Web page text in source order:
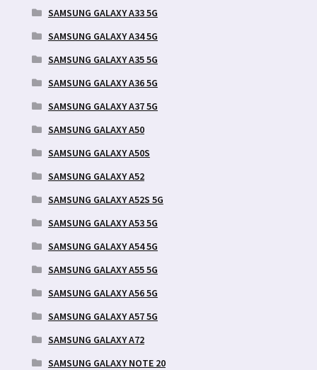
SAMSUNG GALAXY A33 5G
SAMSUNG GALAXY A34 5G
SAMSUNG GALAXY A35 5G
SAMSUNG GALAXY A36 5G
SAMSUNG GALAXY A37 5G
SAMSUNG GALAXY A50
SAMSUNG GALAXY A50S
SAMSUNG GALAXY A52
SAMSUNG GALAXY A52S 5G
SAMSUNG GALAXY A53 5G
SAMSUNG GALAXY A54 5G
SAMSUNG GALAXY A55 5G
SAMSUNG GALAXY A56 5G
SAMSUNG GALAXY A57 5G
SAMSUNG GALAXY A72
SAMSUNG GALAXY NOTE 20